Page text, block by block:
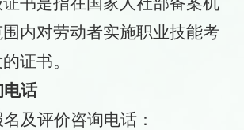
内对劳动者实施职业技能考
证书。
电话
及评价咨询电话：